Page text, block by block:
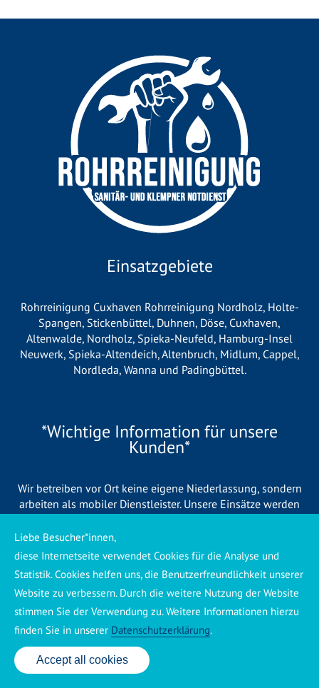
Einsatzgebiete
Rohrreinigung Cuxhaven Rohrreinigung Nordholz, Holte-
Spangen, Stickenbüttel, Duhnen, Döse, Cuxhaven,
Altenwalde, Nordholz, Spieka-Neufeld, Hamburg-Insel
Neuwerk, Spieka-Altendeich,Altenbruch, Midlum, Cappel,
Nordleda, Wanna und Padingbüttel.
*Wichtige Information für unsere
Kunden*
Wir betreiben vor Ort keine eigene Niederlassung, sondern
arbeiten als mobiler Dienstleister. Unsere Einsätze werden
regionale Partnerbetriebe durchgeführt. Dadurch können wir
eine schnelle Verfügbarkeit und einen zuverlässigen 24/7-
Service sicherstellen. Sollte kein eigener Mitarbeiter
unmittelbar verfügbar sein, übernehmen Partnerbetriebe aus
Ihrer Region den Auftrag. Alle eingesetzten Betriebe sind
verpflichtet, Sie vor Beginn der Arbeiten transparent über die
voraussichtlichen Kosten zu informieren und ortsübliche
Preise zu berechnen.
24 Std. Service: ✆ 0176 160 517 86
Accept all cookies
Liebe Besucher*innen,
diese Internetseite verwendet Cookies für die Analyse und
Statistik. Cookies helfen uns, die Benutzerfreundlichkeit unserer
Website zu verbessern. Durch die weitere Nutzung der Website
stimmen Sie der Verwendung zu. Weitere Informationen hierzu
finden Sie in unserer Datenschutzerklärung.